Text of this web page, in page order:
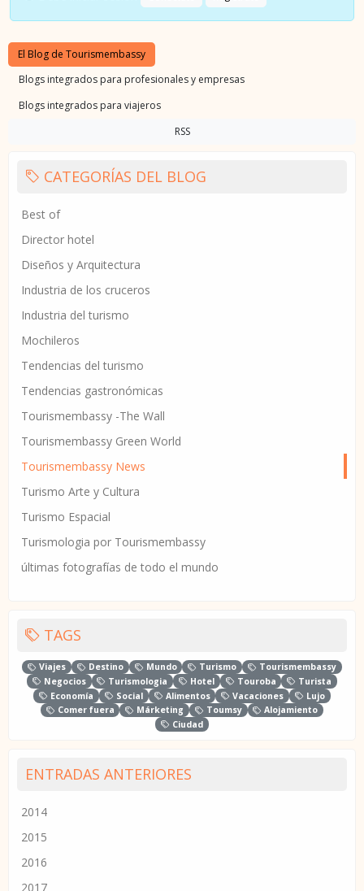
El Blog de Tourismembassy
Blogs integrados para profesionales y empresas
Blogs integrados para viajeros
RSS
CATEGORÍAS DEL BLOG
Best of
Director hotel
Diseños y Arquitectura
Industria de los cruceros
Industria del turismo
Mochileros
Tendencias del turismo
Tendencias gastronómicas
Tourismembassy -The Wall
Tourismembassy Green World
Tourismembassy News
Turismo Arte y Cultura
Turismo Espacial
Turismologia por Tourismembassy
últimas fotografías de todo el mundo
TAGS
Viajes Destino Mundo Turismo
Tourismembassy
Negocios
Turismologia Hotel Touroba
Turista
Economía
Social Alimentos Vacaciones
Lujo
Comer fuera
Márketing Toumsy
Alojamiento
Ciudad
ENTRADAS ANTERIORES
2014
2015
2016
2017